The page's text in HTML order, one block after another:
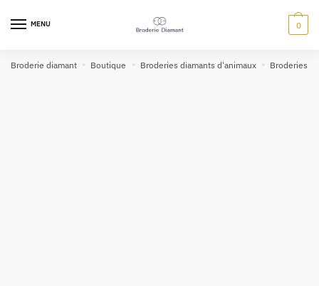
MENU 0
Broderie diamant » Boutique Broderies diamants d'animaux » Broderies